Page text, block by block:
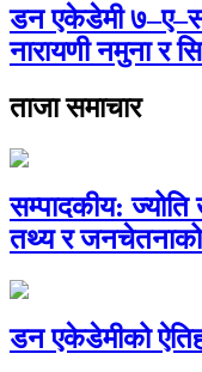
डन एकेडेमी
नारायणी नमुना र
ताजा समाचार
सम्पादकीय:
तथ्य र
डन एकेडेमीको